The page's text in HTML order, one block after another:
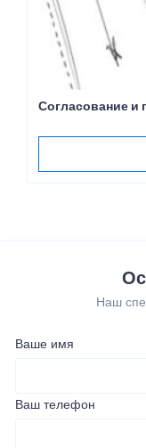
Согласование и
Наш
Ваше имя
Ваш телефон